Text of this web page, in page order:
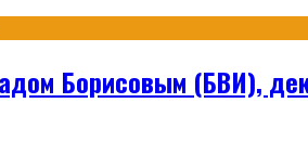
Борисовым (БВИ),